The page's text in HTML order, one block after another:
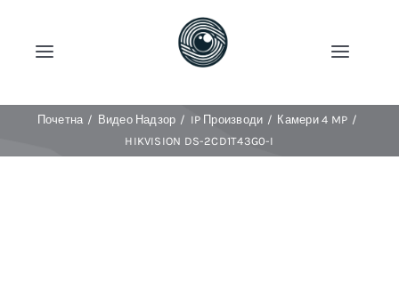
contentToggle
Продавница
Категории
Toggle
Account
Cart
Почетна Видео Надзор IP Производи
Камери 4 MP
HIKVISION DS-2CD1T43G0-I